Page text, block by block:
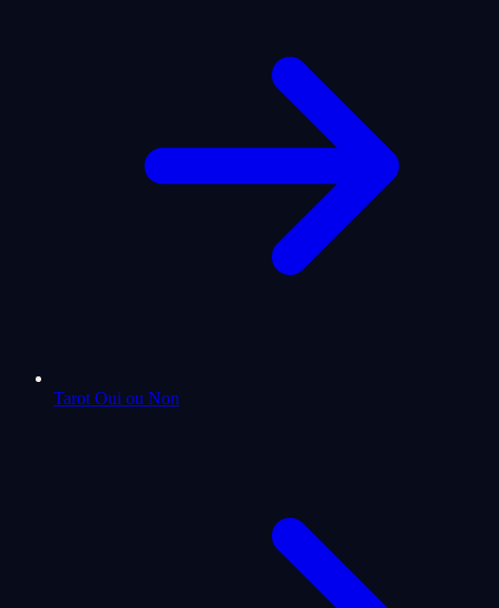
Tarot Oui ou Non